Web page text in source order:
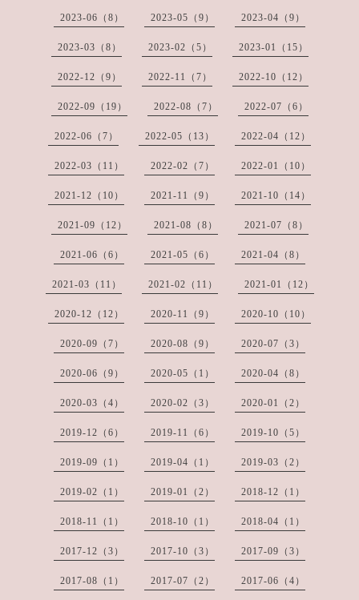
2023-06（8） 2023-05（9） 2023-04（9）
2023-03（8） 2023-02（5） 2023-01（15）
2022-12（9） 2022-11（7） 2022-10（12）
2022-09（19） 2022-08（7） 2022-07（6）
2022-06（7） 2022-05（13） 2022-04（12）
2022-03（11） 2022-02（7） 2022-01（10）
2021-12（10） 2021-11（9） 2021-10（14）
2021-09（12） 2021-08（8） 2021-07（8）
2021-06（6） 2021-05（6） 2021-04（8）
2021-03（11） 2021-02（11） 2021-01（12）
2020-12（12） 2020-11（9） 2020-10（10）
2020-09（7） 2020-08（9） 2020-07（3）
2020-06（9） 2020-05（1） 2020-04（8）
2020-03（4） 2020-02（3） 2020-01（2）
2019-12（6） 2019-11（6） 2019-10（5）
2019-09（1） 2019-04（1） 2019-03（2）
2019-02（1） 2019-01（2） 2018-12（1）
2018-11（1） 2018-10（1） 2018-04（1）
2017-12（3） 2017-10（3） 2017-09（3）
2017-08（1） 2017-07（2） 2017-06（4）